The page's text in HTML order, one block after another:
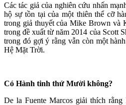
Các tác giả của nghiên cứu nhấn
hộ sự tồn tại của một thiên thể cỡ
trong giả thuyết của Mike Brown và
trong đề xuất từ năm 2014 của Scott
trong đó gợi ý rằng vẫn còn một
Hệ Mặt Trời.
Có Hành tinh thứ Mười không?
De la Fuente Marcos giải thích